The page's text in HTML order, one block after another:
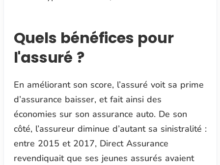
Quels bénéfices pour
l'assuré ?
En améliorant son score, l’assuré voit sa prime
d’assurance baisser, et fait ainsi des
économies sur son assurance auto. De son
côté, l’assureur diminue d’autant sa sinistralité :
entre 2015 et 2017, Direct Assurance
revendiquait que ses jeunes assurés avaient